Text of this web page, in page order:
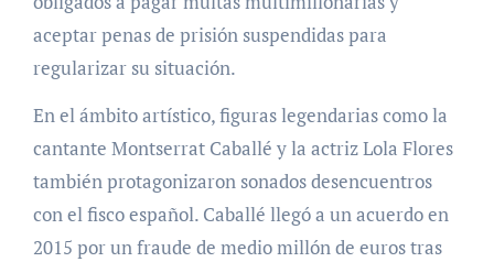
aceptar penas de prisión suspendidas para
regularizar su situación.
En el ámbito artístico, figuras legendarias como la
cantante Montserrat Caballé y la actriz Lola Flores
también protagonizaron sonados desencuentros
con el fisco español. Caballé llegó a un acuerdo en
2015 por un fraude de medio millón de euros tras